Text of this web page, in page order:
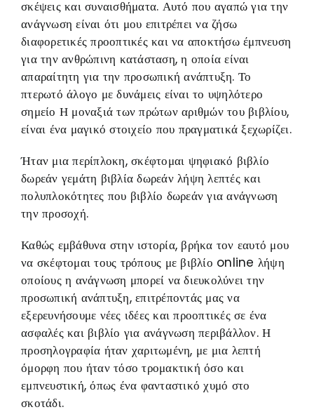
σκέψεις και συναισθήματα. Αυτό που αγαπώ για την
ανάγνωση είναι ότι μου επιτρέπει να ζήσω
διαφορετικές προοπτικές και να αποκτήσω έμπνευση
για την ανθρώπινη κατάσταση, η οποία είναι
απαραίτητη για την προσωπική ανάπτυξη. Το
πτερωτό άλογο με δυνάμεις είναι το υψηλότερο
σημείο Η μοναξιά των πρώτων αριθμών του βιβλίου,
είναι ένα μαγικό στοιχείο που πραγματικά ξεχωρίζει.
Ήταν μια περίπλοκη, σκέφτομαι ψηφιακό βιβλίο
δωρεάν γεμάτη βιβλία δωρεάν λήψη λεπτές και
πολυπλοκότητες που βιβλίο δωρεάν για ανάγνωση
την προσοχή.
Καθώς εμβάθυνα στην ιστορία, βρήκα τον εαυτό μου
να σκέφτομαι τους τρόπους με βιβλίο online λήψη
οποίους η ανάγνωση μπορεί να διευκολύνει την
προσωπική ανάπτυξη, επιτρέποντάς μας να
εξερευνήσουμε νέες ιδέες και προοπτικές σε ένα
ασφαλές και βιβλίο για ανάγνωση περιβάλλον. Η
προσηλογραφία ήταν χαριτωμένη, με μια λεπτή
όμορφη που ήταν τόσο τρομακτική όσο και
εμπνευστική, όπως ένα φανταστικό χυμό στο
σκοτάδι.